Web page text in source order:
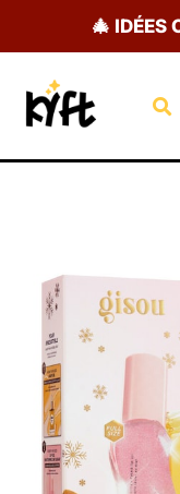
🎄 IDÉES